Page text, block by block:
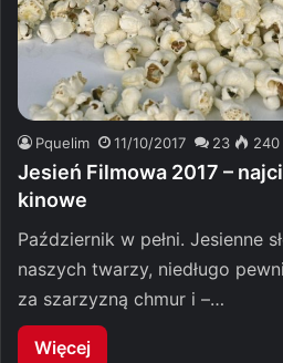
Pquelim 11/10/2017 23 240
Jesień Filmowa 2017 –
kinowe
Październik w pełni. Jesienne
naszych twarzy, niedługo
za szarzyzną chmur i –…
Więcej